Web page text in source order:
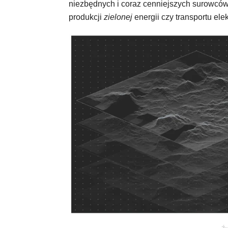
niezbędnych i coraz cenniejszych
produkcji zielonejenergii czy transportu